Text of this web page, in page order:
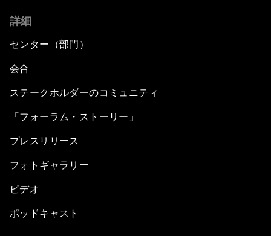
詳細
センター（部門）
会合
ステークホルダーのコミュニティ
「フォーラム・ストーリー」
プレスリリース
フォトギャラリー
ビデオ
ポッドキャスト